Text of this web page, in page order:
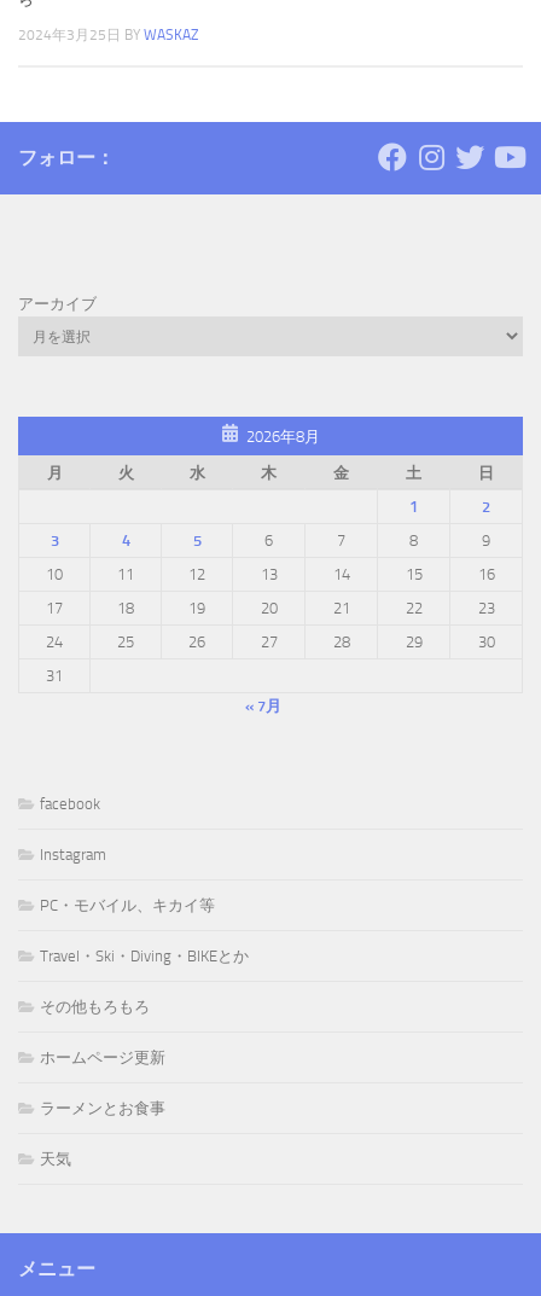
2024年3月25日 BY WASKAZ
フォロー：
アーカイブ
2026年8月
月
火 水 木 金 土
日
1
2
3
4 5 6 7 8
9
10
11 12 13 14 15
16
17
18 19 20 21 22
23
24
25 26 27 28 29
30
31
« 7月
facebook
Instagram
PC・モバイル、キカイ等
Travel・Ski・Diving・BIKEとか
その他もろもろ
ホームページ更新
ラーメンとお食事
天気
メニュー